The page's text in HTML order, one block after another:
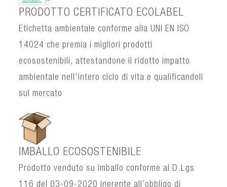
PRODOTTO CERTIFICATO ECOLABEL
Etichetta ambientale conforme alla UNI EN ISO
14024 che premia i migliori prodotti
ecosostenibili, attestandone il ridotto impatto
ambientale nell'intero ciclo di vita e qualificandoli
sul mercato
IMBALLO ECOSOSTENIBILE
Prodotto venduto su imballo conforme al D.Lgs
116 del 03-09-2020 inerente all’obbligo di